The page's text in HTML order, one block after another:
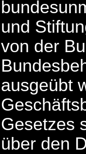
und
von der
ausgeübt
Gesetzes
über den